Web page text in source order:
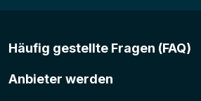
Häufig gestellte Fragen (FAQ)
Anbieter werden